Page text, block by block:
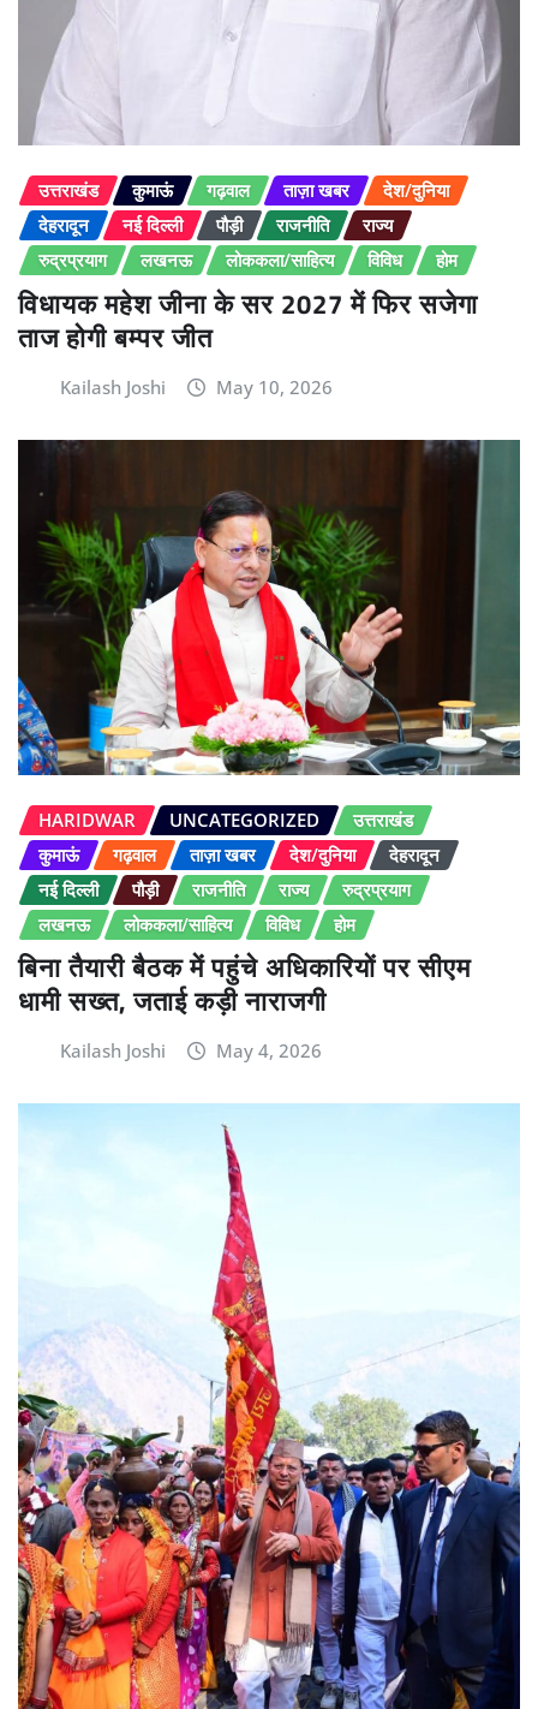
उत्तराखंड कुमाऊं गढ़वाल ताज़ा खबर
देश/दुनिया
देहरादून
नई दिल्ली पौड़ी राजनीति
राज्य
रुद्रप्रयाग
लखनऊ लोककला/साहित्य विविध होम
विधायक महेश जीना के सर 2027 में फिर सजेगा
ताज होगी बम्पर जीत
Kailash Joshi May 10, 2026
HARIDWAR UNCATEGORIZED
उत्तराखंड
कुमाऊं
गढ़वाल ताज़ा खबर देश/दुनिया
देहरादून
नई दिल्ली
पौड़ी राजनीति राज्य
रुद्रप्रयाग
लखनऊ
लोककला/साहित्य विविध होम
बिना तैयारी बैठक में पहुंचे अधिकारियों पर सीएम
धामी सख्त, जताई कड़ी नाराजगी
Kailash Joshi May 4, 2026